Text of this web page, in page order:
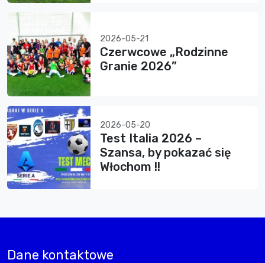
2026-05-21
Czerwcowe „Rodzinne
Granie 2026”
2026-05-20
Test Italia 2026 –
Szansa, by pokazać się
Włochom !!
Dane kontaktowe